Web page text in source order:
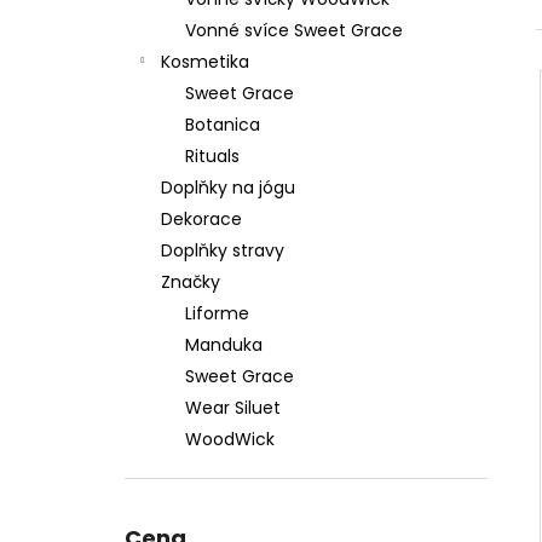
Vonné svíce Sweet Grace
Kosmetika
Sweet Grace
Botanica
Rituals
Doplňky na jógu
Dekorace
Doplňky stravy
Značky
Liforme
Manduka
Sweet Grace
Wear Siluet
WoodWick
879 Kč
Původně:1 099 Kč